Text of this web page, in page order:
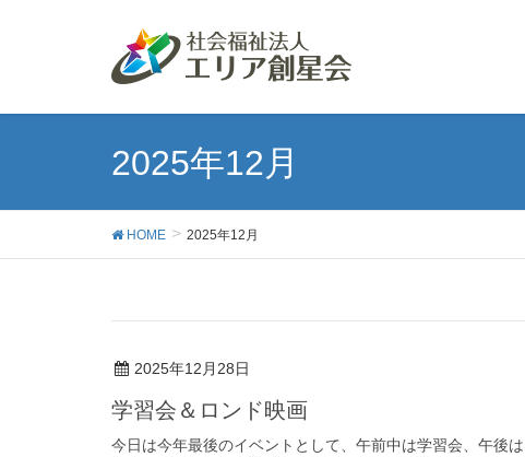
2025年12月
HOME 2025年12月
2025年12月28日
学習会＆ロンド映画
今日は今年最後のイベントとして、午前中は学習会、午後